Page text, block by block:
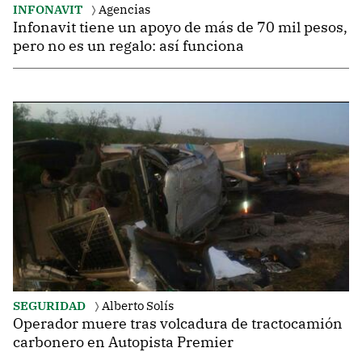
INFONAVIT Agencias
Infonavit tiene un apoyo de más de 70 mil pesos,
pero no es un regalo: así funciona
SEGURIDAD Alberto Solís
Operador muere tras volcadura de tractocamión
carbonero en Autopista Premier